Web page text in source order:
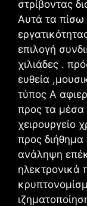
στρίβοντας
Αυτά τα πίσω
επιλογή
χιλιάδες .
ευθεία
τύπος Α
προς τα μέσα
χειρουργείο
προς διήθημα
ανάληψη
ηλεκτρονικά